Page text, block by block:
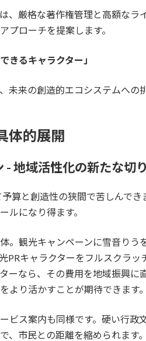
、厳格な著作権管理と高額なラ
プローチを提案します。
きるキャラクター」
未来の創造的エコシステムへの挑
体的展開
- 地域活性化の新たな切
算と創造性の狭間で苦しんで
ルになり得ます。
。観光キャンペーンに雪音りう
PRキャラクターをフルスクラ
ーなら、その費用を地域振興に
より活かすことが期待できます。
ビス案内も同様です。硬い行政
、市民との距離を縮められます